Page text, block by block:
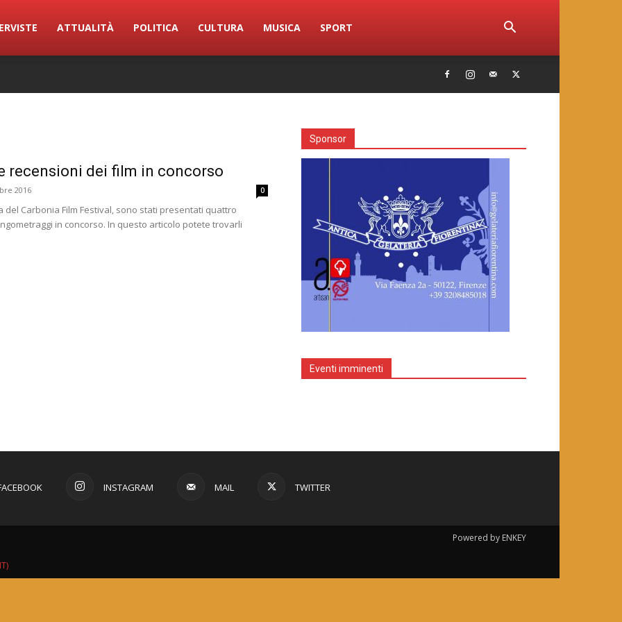
ATTUALITÀ POLITICA CULTURA MUSICA SPORT
recensioni dei film in concorso
2016 0
del Carbonia Film Festival, sono stati presentati quattro
in concorso. In questo articolo potete trovarli
Sponsor
Eventi imminenti
INSTAGRAM MAIL TWITTER
Powered by ENKEY